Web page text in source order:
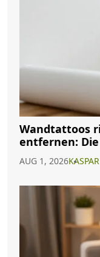
Wandtattoos
entfernen:
AUG 1, 2026